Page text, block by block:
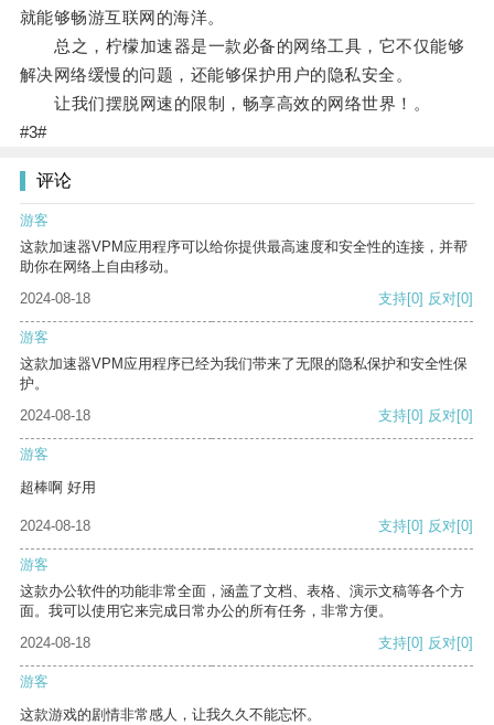
就能够畅游互联网的海洋。
总之，柠檬加速器是一款必备的网络工具，它不仅能够
解决网络缓慢的问题，还能够保护用户的隐私安全。
让我们摆脱网速的限制，畅享高效的网络世界！。
#3#
评论
游客
这款加速器VPM应用程序可以给你提供最高速度和安全性的连接，并帮
助你在网络上自由移动。
2024-08-18
支持[0] 反对[0]
游客
这款加速器VPM应用程序已经为我们带来了无限的隐私保护和安全性保
护。
2024-08-18
支持[0] 反对[0]
游客
超棒啊 好用
2024-08-18 支持[0] 反对[0]
游客
这款办公软件的功能非常全面，涵盖了文档、表格、演示文稿等各个方
面。我可以使用它来完成日常办公的所有任务，非常方便。
2024-08-18
支持[0] 反对[0]
游客
这款游戏的剧情非常感人，让我久久不能忘怀。